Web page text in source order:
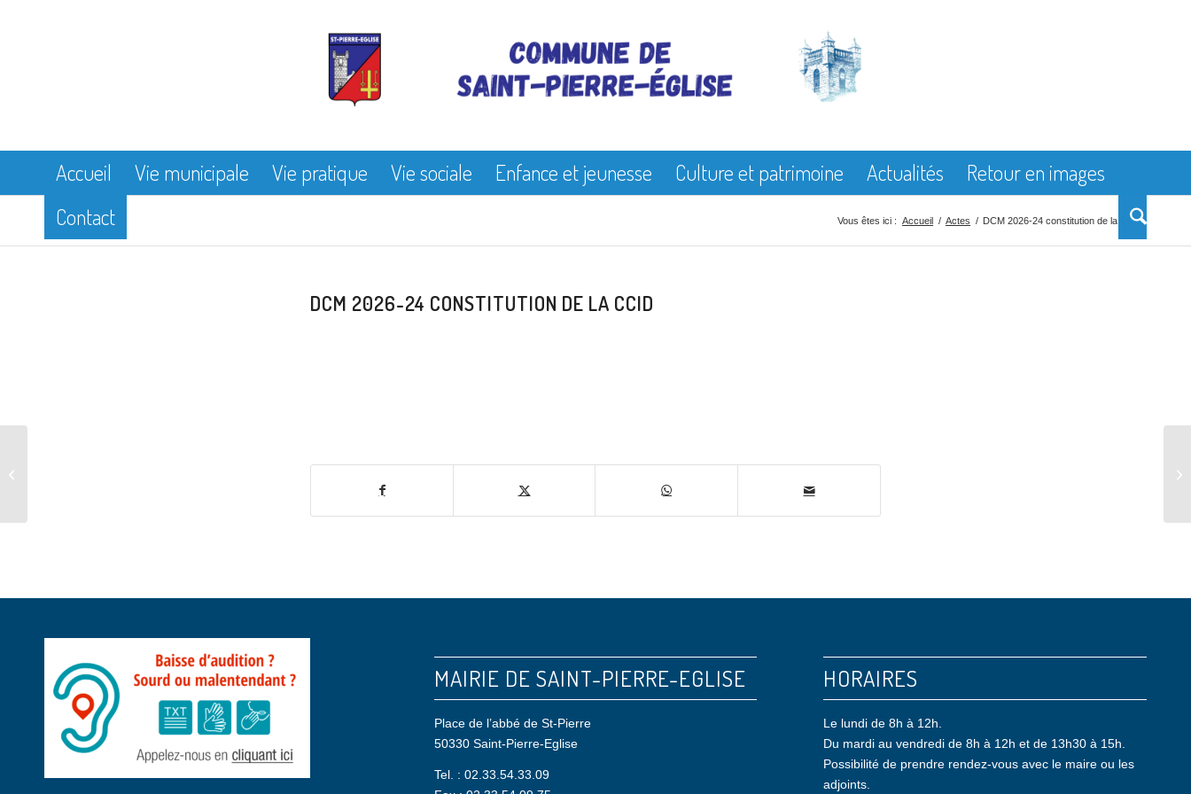
Accueil Vie municipale Vie pratique Vie sociale Enfance et jeunesse Culture et patrimoine Actualités
Retour en images
Contact
Vous êtes ici : Accueil / Actes / DCM 2026-24 constitution de la CCID
DCM 2026-24 CONSTITUTION DE LA CCID
MAIRIE DE SAINT-PIERRE-EGLISE
Place de l’abbé de St-Pierre
50330 Saint-Pierre-Eglise
Tel. : 02.33.54.33.09
HORAIRES
Le lundi de 8h à 12h.
Du mardi au vendredi de 8h à 12h et de 13h30 à 15h.
Possibilité de prendre rendez-vous avec le maire ou les
adjoints.